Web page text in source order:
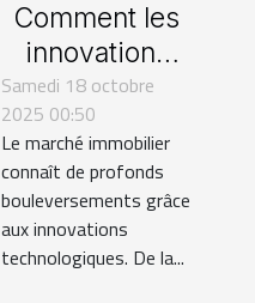
Comment les
innovations
technologiques
transforment-
elles le marché
immobilier ?
Samedi 18 octobre
2025 00:50
Le marché immobilier
connaît de profonds
bouleversements grâce
aux innovations
technologiques. De la...